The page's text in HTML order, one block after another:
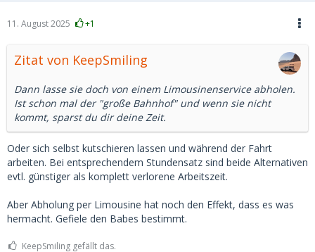
11. August 2025 +1
Zitat von KeepSmiling
Dann lasse sie doch von einem Limousinenservice abholen.
Ist schon mal der "große Bahnhof" und wenn sie nicht
kommt, sparst du dir deine Zeit.
Oder sich selbst kutschieren lassen und während der Fahrt
arbeiten. Bei entsprechendem Stundensatz sind beide Alternativen
evtl. günstiger als komplett verlorene Arbeitszeit.
Aber Abholung per Limousine hat noch den Effekt, dass es was
hermacht. Gefiele den Babes bestimmt.
KeepSmiling gefällt das.